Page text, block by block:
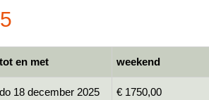
tot en met weekend
do 18 december 2025 € 1750,00